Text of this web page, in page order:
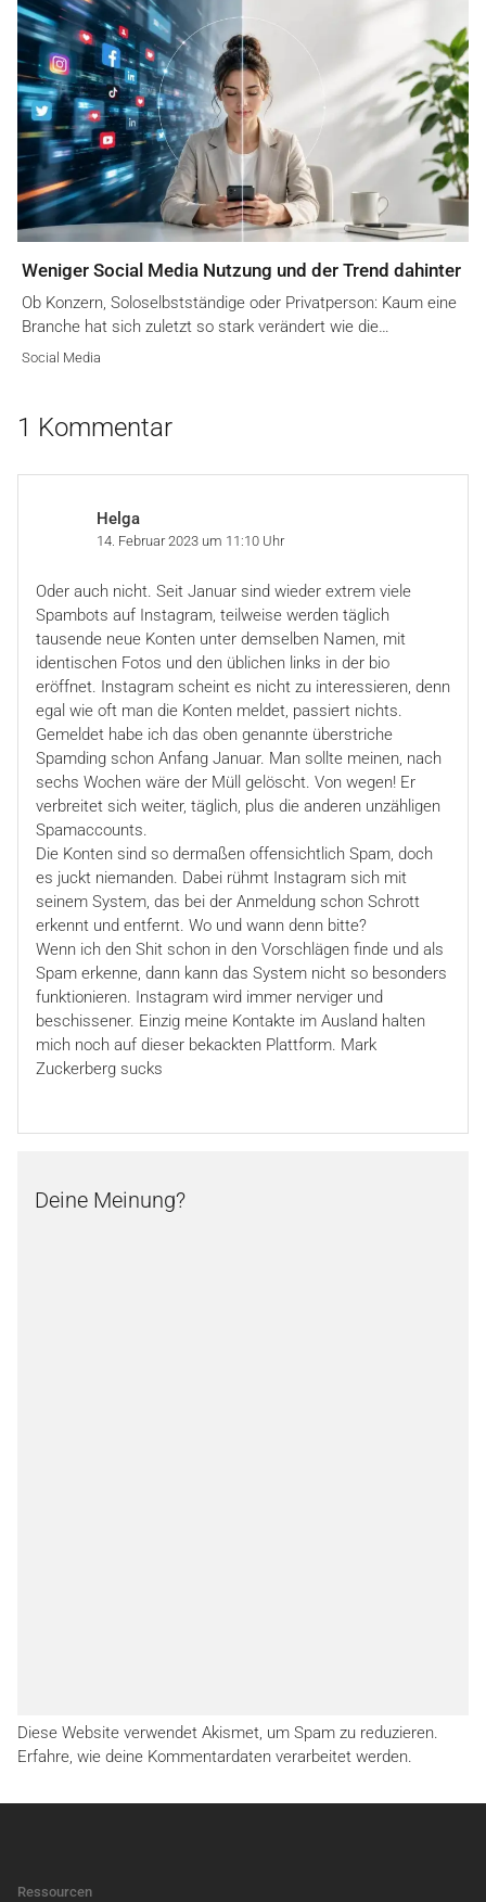
Weniger Social Media Nutzung und der Trend dahinter
Ob Konzern, Soloselbstständige oder Privatperson: Kaum eine
Branche hat sich zuletzt so stark verändert wie die…
Social Media
1 Kommentar
Helga
14. Februar 2023 um 11:10 Uhr
Oder auch nicht. Seit Januar sind wieder extrem viele
Spambots auf Instagram, teilweise werden täglich
tausende neue Konten unter demselben Namen, mit
identischen Fotos und den üblichen links in der bio
eröffnet. Instagram scheint es nicht zu interessieren, denn
egal wie oft man die Konten meldet, passiert nichts.
Gemeldet habe ich das oben genannte überstriche
Spamding schon Anfang Januar. Man sollte meinen, nach
sechs Wochen wäre der Müll gelöscht. Von wegen! Er
verbreitet sich weiter, täglich, plus die anderen unzähligen
Spamaccounts.
Die Konten sind so dermaßen offensichtlich Spam, doch
es juckt niemanden. Dabei rühmt Instagram sich mit
seinem System, das bei der Anmeldung schon Schrott
erkennt und entfernt. Wo und wann denn bitte?
Wenn ich den Shit schon in den Vorschlägen finde und als
Spam erkenne, dann kann das System nicht so besonders
funktionieren. Instagram wird immer nerviger und
beschissener. Einzig meine Kontakte im Ausland halten
mich noch auf dieser bekackten Plattform. Mark
Zuckerberg sucks
Deine Meinung?
Diese Website verwendet Akismet, um Spam zu reduzieren.
Erfahre, wie deine Kommentardaten verarbeitet werden.
Ressourcen